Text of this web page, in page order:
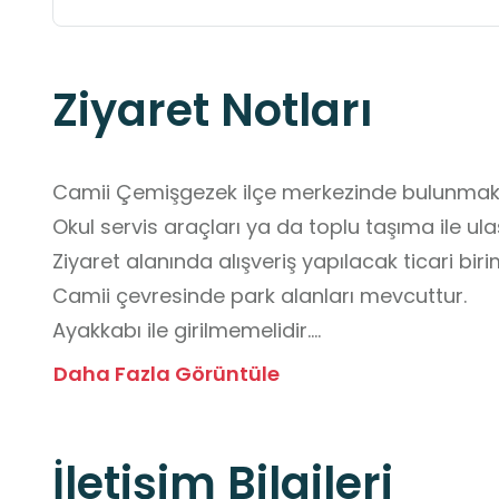
Ziyaret Notları
Camii Çemişgezek ilçe merkezinde
Okul servis araçları ya da toplu taşıma ile
Ziyaret alanında alışveriş yapılacak ticari
Camii çevresinde park alanları mevcuttur.
Ayakkabı ile girilmemelidir.
Fotoğraf çekimi esnasında flaş
Çevresinde alışveriş yapılabilecek ticari
Daha Fazla Görüntüle
İletişim Bilgileri